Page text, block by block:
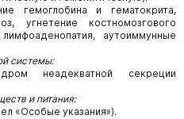
гемоглобина и гематокрита,
угнетение костномозгового
аутоиммунные
системы:
неадекватной секреции
и питания:
«Особые указания»).